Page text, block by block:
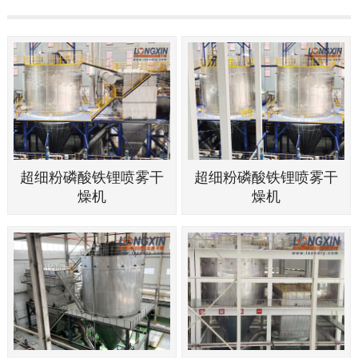
超细粉磷酸铁锂喷雾干
燥机
超细粉磷酸铁锂喷雾干
燥机